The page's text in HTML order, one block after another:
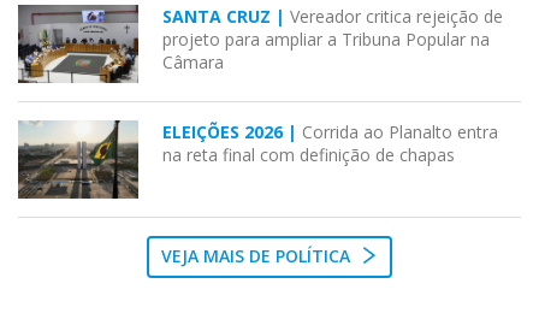
SANTA CRUZ | Vereador critica rejeição de
projeto para ampliar a Tribuna Popular na
Câmara
ELEIÇÕES 2026 | Corrida ao Planalto entra
na reta final com definição de chapas
VEJA MAIS DE POLÍTICA